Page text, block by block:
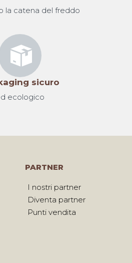
la catena del freddo
sicuro
ecologico
PARTNER
I nostri partner
Diventa partner
Punti vendita